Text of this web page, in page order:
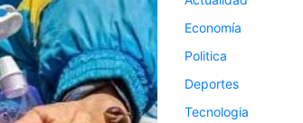
Economía
Politica
Deportes
Tecnologia